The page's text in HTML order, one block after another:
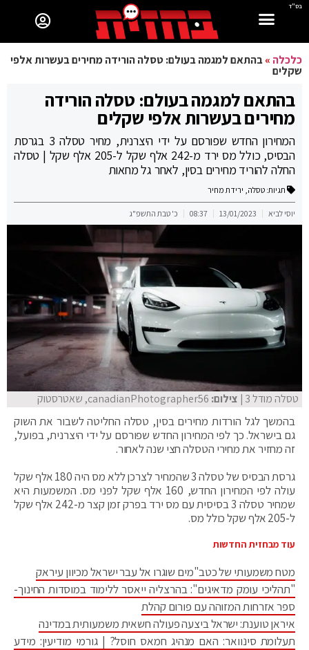
בס"ד
כלכלה »בהתאם למגמה בעולם: טסלה הורידה מחירים בעשרות אלפי
שקלים
בהתאם למגמה בעולם: טסלה הורידה
מחירים בעשרות אלפי שקלים
המחירון החדש שפורסם על ידי היצרנית, מחיר טסלה 3 בגרסת
הבסיס, כולל מס ירד מ-242 אלף שקל ל-205 אלף שקל | טסלה
החלה להוריד מחירים בסין, לאחר גל מחאות
תגיות: טסלה, ירידת מחיר
יוסי לביא 13/01/2023
08:37 כ' טבת התשפ"ג
טסלה מודל 3 | צילום: canadianPhotographer56, שאטרסטוק
בהמשך לגל הורדות מחירים בסין, טסלה החליטה לשבור את השוק
גם בישראל. כך לפי המחירון החדש שפורסם על ידי היצרנית, בפועל,
זה מחזיר את מחירי הטסלה חצי שנה לאחור.
גרסת הבסיס של טסלה 3 שהמחיר לצרכן ללא מס היה 180 אלף שקל
עולה לפי המחירון החדש, 160 אלף שקל לפני מס. המשמעות היא
שמחיר טסלה 3 בסיסית עם מס ירד בפרק זמן קצר מ-242 אלף שקל
ל-205 אלף שקל כולל מס.
עוד מבחזית החדשות
מטח משמעותי של כטב"מים שוגרו אל עבר ישראל מכיוון עיראק
"תהליכי עומק מדאיגים": בהרצליה ייאסר ללימוד במוסדות החינוך-
ספר אזרחות המזוהה עם פורום קהלת
איראן טוענת: ישראל ביצעה פעולה חשאית משמעותית במדינה
תעלומת סינוואר: האם מנהיג חמאס חוסל? | גורמי מודיעין: מידע